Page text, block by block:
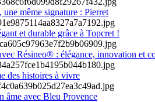
même signature : Pierret
et durable grâce à Topcret !
Résineo® : élégance, innovation et
des histoires à vivre
âme avec Bleu Provence